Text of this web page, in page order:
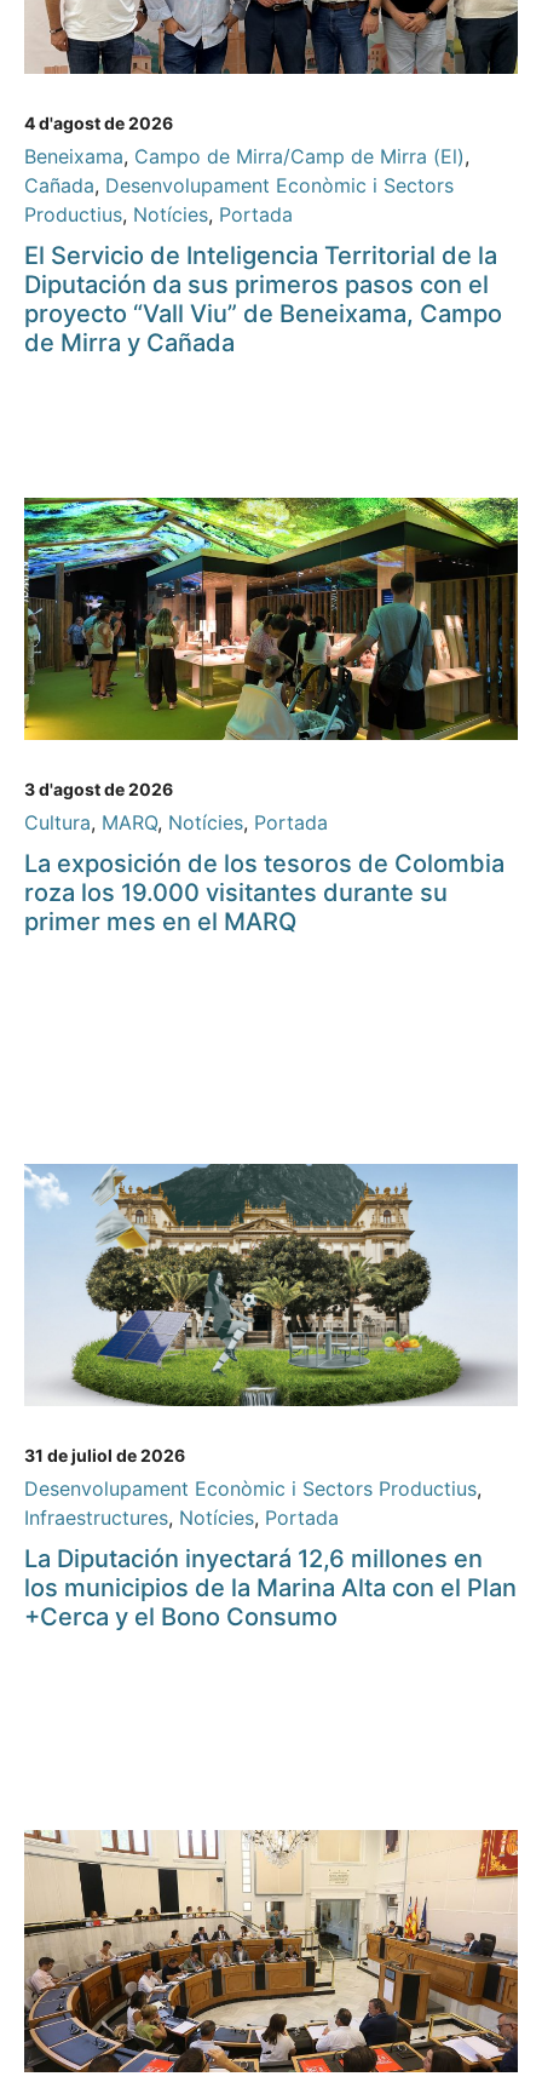
4 d'agost de 2026
Beneixama, Campo de Mirra/Camp de Mirra (El),
Cañada, Desenvolupament Econòmic i Sectors
Productius, Notícies, Portada
El Servicio de Inteligencia Territorial de la
Diputación da sus primeros pasos con el
proyecto “Vall Viu” de Beneixama, Campo
de Mirra y Cañada
3 d'agost de 2026
Cultura, MARQ, Notícies, Portada
La exposición de los tesoros de Colombia
roza los 19.000 visitantes durante su
primer mes en el MARQ
31 de juliol de 2026
Desenvolupament Econòmic i Sectors Productius,
Infraestructures, Notícies, Portada
La Diputación inyectará 12,6 millones en
los municipios de la Marina Alta con el Plan
+Cerca y el Bono Consumo